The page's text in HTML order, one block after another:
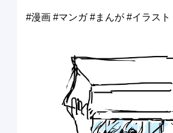
#漫画 #マンガ #まんが #イラスト